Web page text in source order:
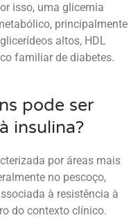
isso, uma glicemia
principalmente
altos, HDL
familiar de diabetes.
pode ser
insulina?
por áreas mais
no pescoço,
à resistência à
do contexto clínico.